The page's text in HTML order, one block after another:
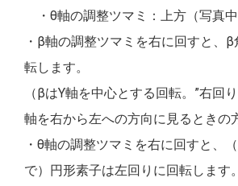
・θ軸の調整ツマミ：上方（写真中
・β軸の調整ツマミを右に回すと、
転します。
（βはY軸を中心とする回転。”右回
軸を右から左への方向に見るときの
・θ軸の調整ツマミを右に回すと、
で）円形素子は左回りに回転します。